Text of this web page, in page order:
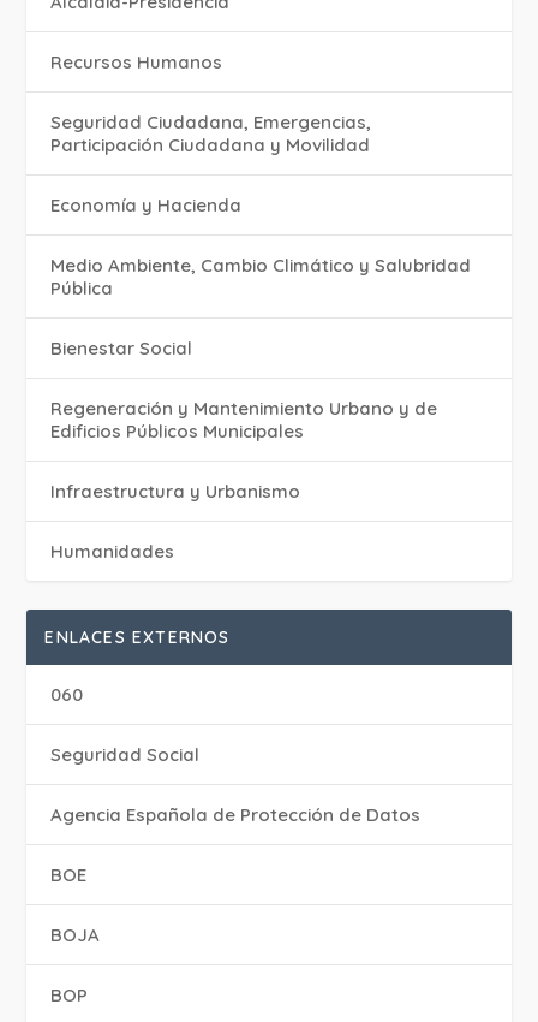
Recursos Humanos
Seguridad Ciudadana, Emergencias,
Participación Ciudadana y Movilidad
Economía y Hacienda
Medio Ambiente, Cambio Climático y Salubridad
Pública
Bienestar Social
Regeneración y Mantenimiento Urbano y de
Edificios Públicos Municipales
Infraestructura y Urbanismo
Humanidades
ENLACES EXTERNOS
060
Seguridad Social
Agencia Española de Protección de Datos
BOE
BOJA
BOP